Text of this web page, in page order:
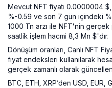
Mevcut NFT fiyatı 0.0000004
%-0.59 ve son 7 gün içindeki
1000 Tn arzı ile NFT'nin
saatlik işlem hacmi 8,3 Mn $'dır.
Dönüşüm oranları, Canlı NFT
fiyat endeksleri kullanılarak
gerçek zamanlı olarak
BTC, ETH, XRP’den USD,